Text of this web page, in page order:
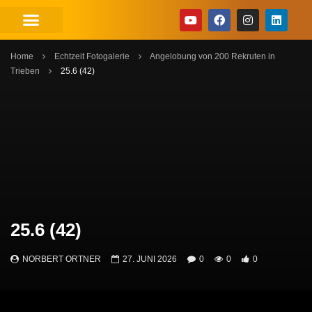
Home Echtzeit Fotogalerie
Angelobung von 200 Rekruten in
Trieben
25.6 (42)
25.6 (42)
NORBERT ORTNER 27. JUNI 2026 0 0 0